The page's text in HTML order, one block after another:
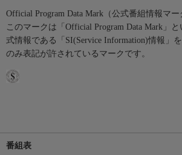
Official Program Data Mark（公式番組情報マー
このマークは「Official Program Data Mark」
式情報である「SI(Service Information)情報」
のみ表記が許されているマークです。
番組表